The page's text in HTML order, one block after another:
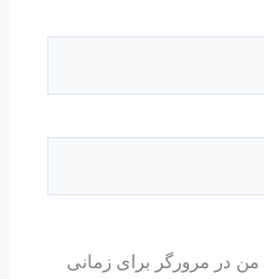
من در مرورگر برای زمانی